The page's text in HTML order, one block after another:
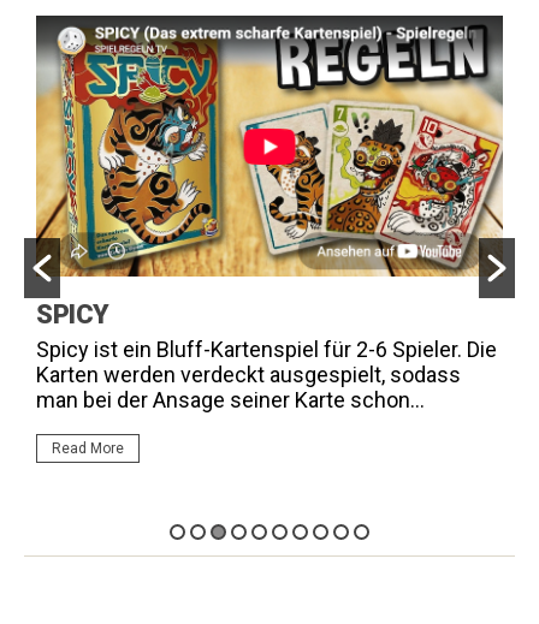
SPICY
Spicy ist ein Bluff-Kartenspiel für 2-6 Spieler. Die
Karten werden verdeckt ausgespielt, sodass
man bei der Ansage seiner Karte schon...
Read More